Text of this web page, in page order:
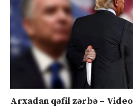
Arxadan qəfil zərbə – Video